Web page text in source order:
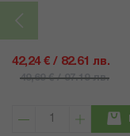
42,24 € / 82.61 лв.
49,69 € / 97.19 лв.